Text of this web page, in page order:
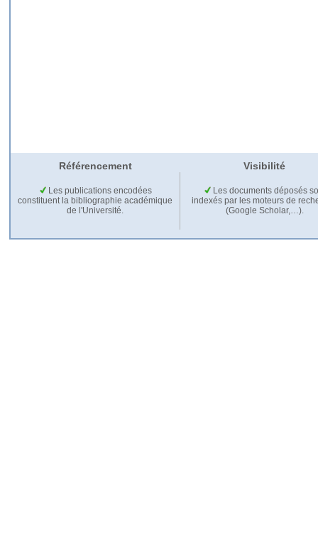
Référencement Visibilité
Les publications encodées
constituent la bibliographie académique
de l'Université.
Les documents déposés
indexés par les moteurs de
(Google Scholar,…).